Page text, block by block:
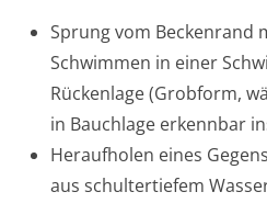
Sprung vom Beckenrand
Schwimmen in einer
Rückenlage (Grobform,
in Bauchlage erkennbar
Heraufholen eines
aus schultertiefem